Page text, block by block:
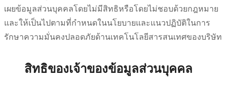
เผยข้อมูลส่วนบุคคลโดยไม่มีสิทธิหรือโดยไม่ชอบด้วยกฎหมาย
และให้เป็นไปตามที่กำหนดในนโยบายและแนวปฏิบัติในการ
รักษาความมั่นคงปลอดภัยด้านเทคโนโลยีสารสนเทศของบริษัท
สิทธิของเจ้าของข้อมูลส่วนบุคคล